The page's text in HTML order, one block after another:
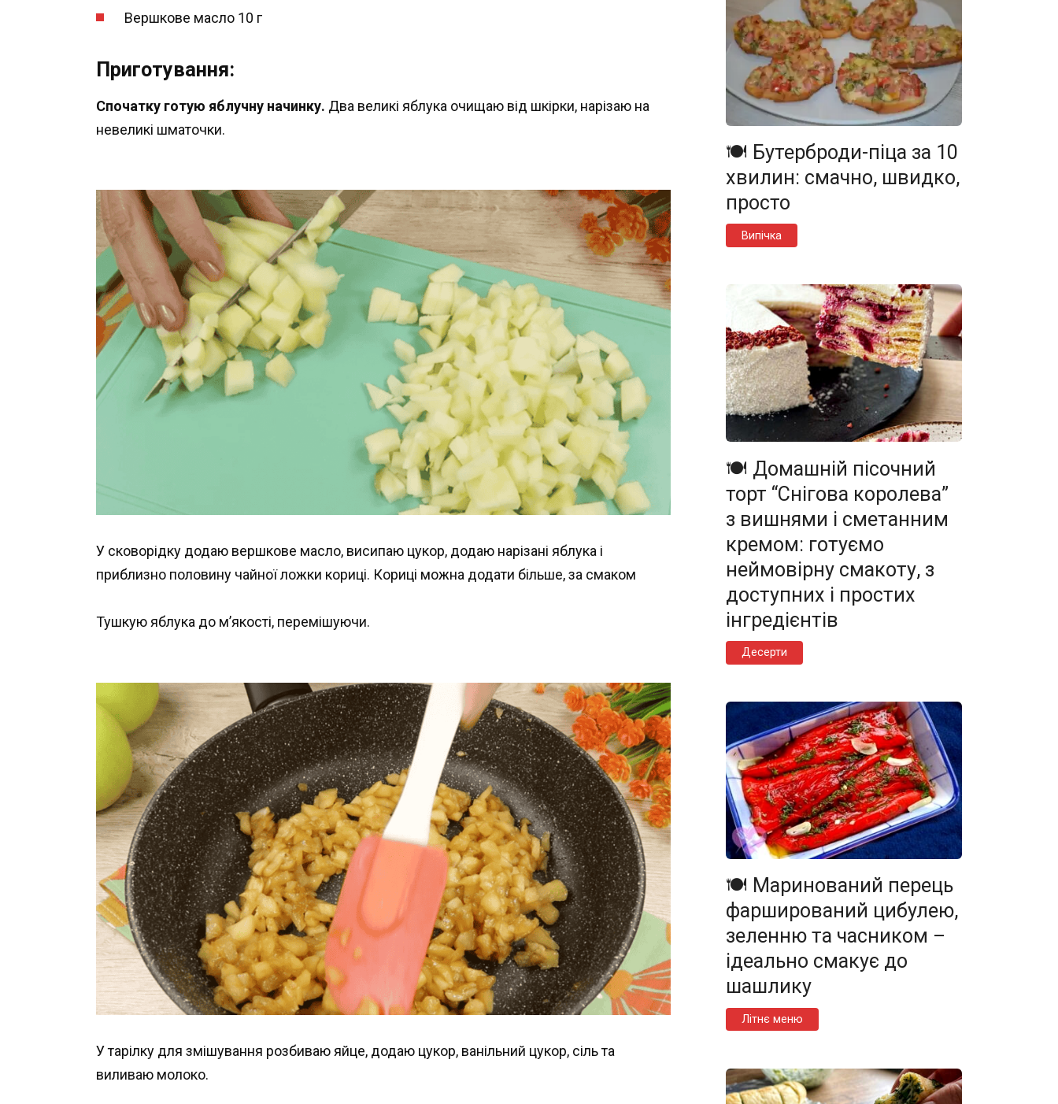
Вершкове масло 10 г
Приготування:
Спочатку готую яблучну начинку. Два великі яблука очищаю від шкірки, нарізаю на
невеликі шматочки.
У сковорідку додаю вершкове масло, висипаю цукор, додаю нарізані яблука і
приблизно половину чайної ложки кориці. Кориці можна додати більше, за смаком
Тушкую яблука до м’якості, перемішуючи.
У тарілку для змішування розбиваю яйце, додаю цукор, ванільний цукор, сіль та
виливаю молоко.
🍽️ Бутерброди-піца за 10
хвилин: смачно, швидко,
просто
Випічка
🍽️ Домашній пісочний
торт “Снігова королева”
з вишнями і сметанним
кремом: готуємо
неймовірну смакоту, з
доступних і простих
інгредієнтів
Десерти
🍽️ Маринований перець
фарширований цибулею,
зеленню та часником –
ідеально смакує до
шашлику
Літнє меню